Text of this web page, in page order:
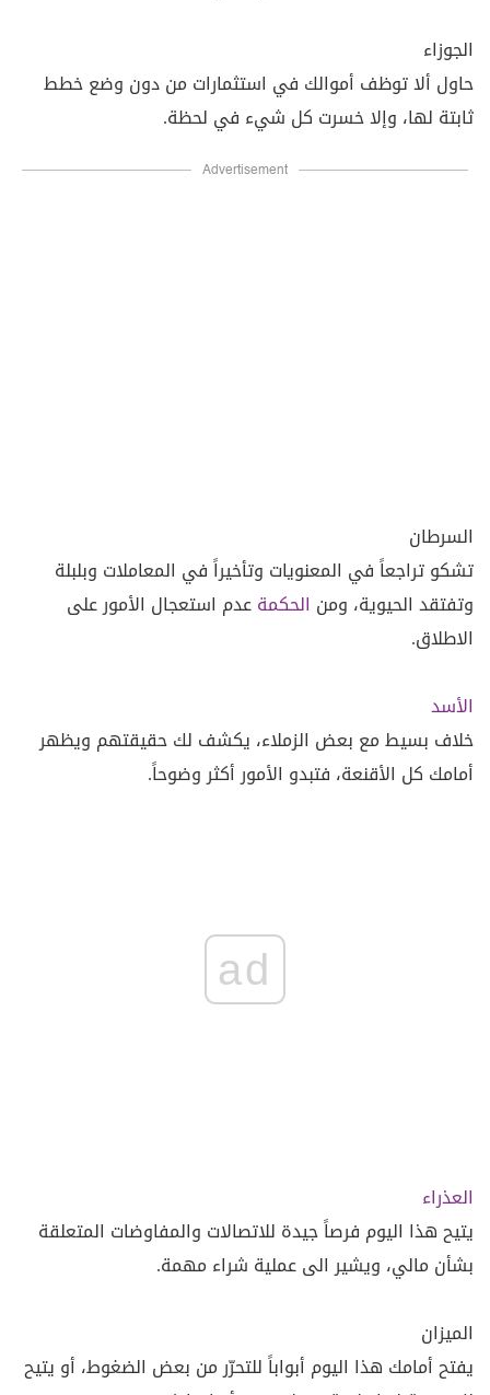
الجوزاء
حاول ألا توظف أموالك في استثمارات من دون وضع خطط
ثابتة لها، وإلا خسرت كل شيء في لحظة.
Advertisement
السرطان
تشكو تراجعاً في المعنويات وتأخيراً في المعاملات وبلبلة
وتفتقد الحيوية، ومن الحكمةعدم استعجال الأمور على
الاطلاق.
الأسد
خلاف بسيط مع بعض الزملاء، يكشف لك حقيقتهم ويظهر
أمامك كل الأقنعة، فتبدو الأمور أكثر وضوحاً.
ad
العذراء
يتيح هذا اليوم فرصاً جيدة للاتصالات والمفاوضات المتعلقة
بشأن مالي، ويشير الى عملية شراء مهمة.
الميزان
يفتح أمامك هذا اليوم أبواباً للتحرّر من بعض الضغوط، أو يتيح